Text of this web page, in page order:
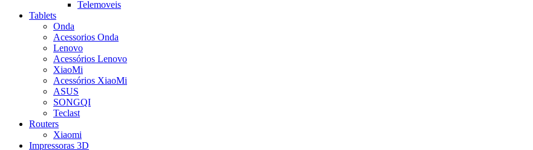
Telemoveis
Tablets
Onda
Acessorios Onda
Lenovo
Acessórios Lenovo
XiaoMi
Acessórios XiaoMi
ASUS
SONGQI
Teclast
Routers
Xiaomi
Impressoras 3D